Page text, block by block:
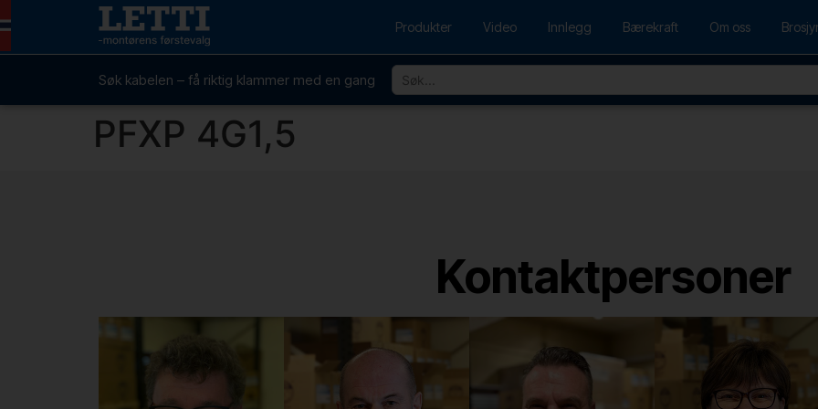
Produkter Video Innlegg Bærekraft Om oss
Søk kabelen – få riktig klammer med en gang
PFXP 4G1,5
Kontaktpersoner